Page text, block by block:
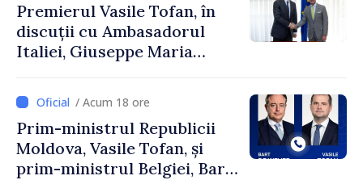
Premierul Vasile Tofan, în
discuții cu Ambasadorul
Italiei, Giuseppe Maria
/ Acum 18 ore
Prim-ministrul Republicii
Moldova, Vasile Tofan, și
prim-ministrul Belgiei, Bart